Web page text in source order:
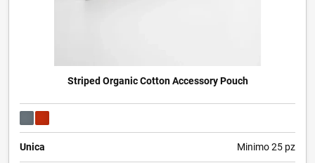
Striped Organic Cotton Accessory Pouch
Unica Minimo 25 pz